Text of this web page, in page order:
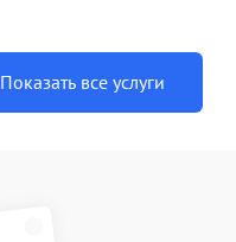
Показать все услуги